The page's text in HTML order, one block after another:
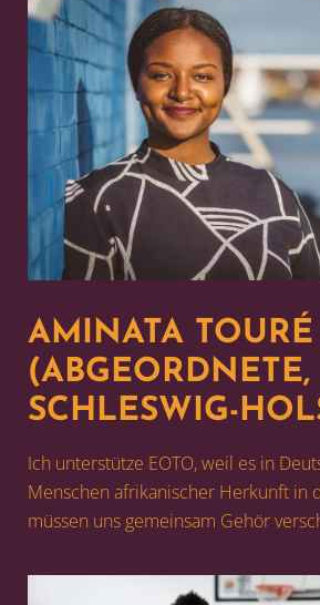
AMINATA TOURÉ
(ABGEORDNETE,
SCHLESWIG-
Ich unterstütze EOTO, weil es in
Menschen afrikanischer Herkunft in
müssen uns gemeinsam Gehör